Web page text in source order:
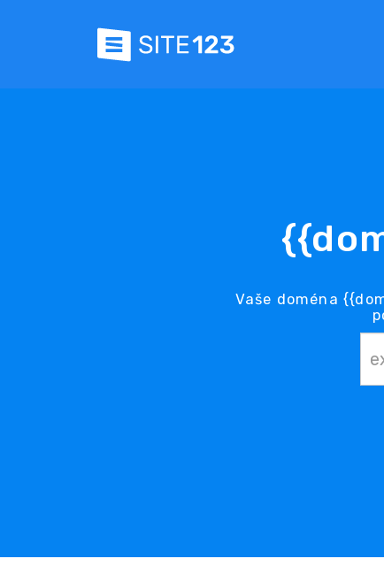
Vaše doména